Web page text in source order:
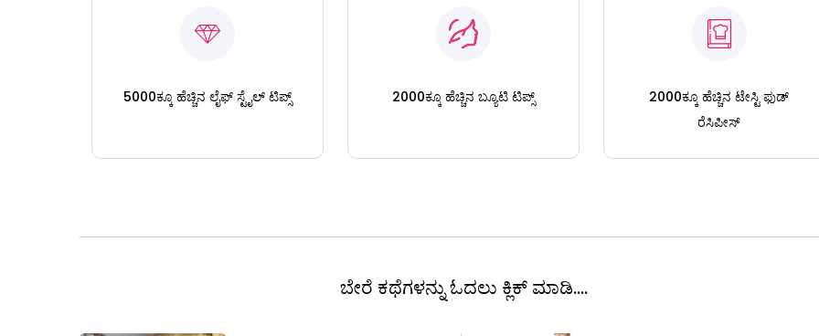
5000ಕ್ಕೂ ಹೆಚ್ಚಿನ ಲೈಫ್ ಸ್ಟೈಲ್ ಟಿಪ್ಸ್ 2000ಕ್ಕೂ ಹೆಚ್ಚಿನ ಬ್ಯೂಟಿ ಟಿಪ್ಸ್
2000ಕ್ಕೂ ಹೆಚ್ಚಿನ ಟೇಸ್ಟಿ ಫುಡ್
ರೆಸಿಪೀಸ್
ಬೇರೆ ಕಥೆಗಳನ್ನು ಓದಲು ಕ್ಲಿಕ್ ಮಾಡಿ....